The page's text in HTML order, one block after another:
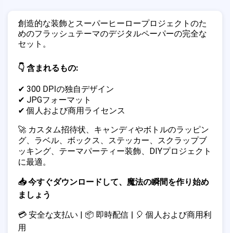
創造的な装飾とスーパーヒーロープロジェクトのた
めのフラッシュテーマのデジタルペーパーの完全な
セット。
👇 含まれるもの:
✔ 300 DPIの独自デザイン
✔ JPGフォーマット
✔ 個人および商用ライセンス
🚀 カスタム招待状、キャンディやボトルのラッピン
グ、ラベル、ボックス、ステッカー、スクラップブ
ッキング、テーマパーティー装飾、DIYプロジェクト
に最適。
📥 今すぐダウンロードして、魔法の瞬間を作り始め
ましょう
💳 安全な支払い | 📦 即時配信 | 🎈 個人および商用利
用